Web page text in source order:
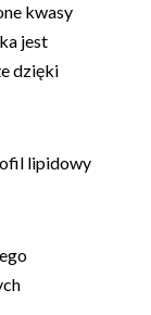
kwasy
jest
dzięki
lipidowy